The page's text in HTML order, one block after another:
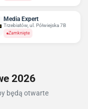
Media Expert
Trzebiatów, ul. Półwiejska 7B
Zamknięte
2026
będą otwarte